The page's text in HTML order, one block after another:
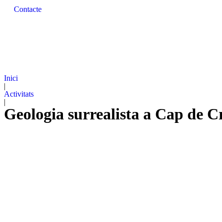
Contacte
Inici
|
Activitats
|
Geologia surrealista a Cap de